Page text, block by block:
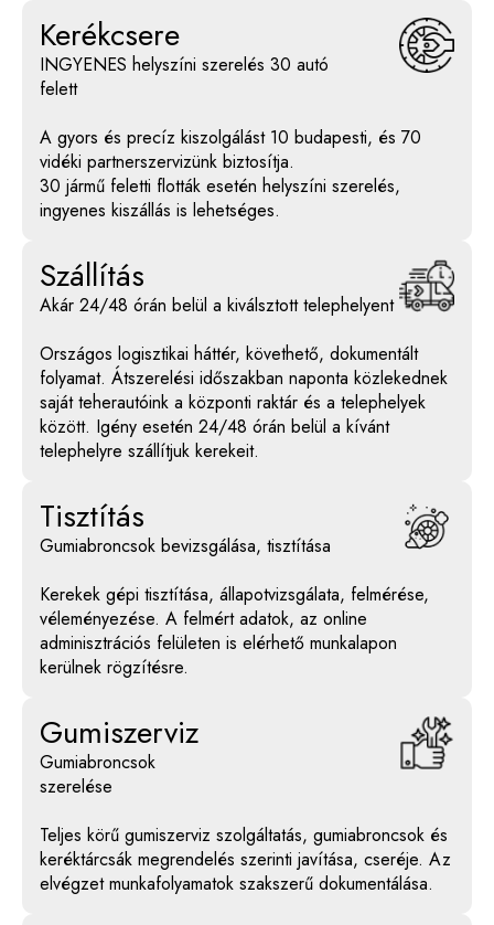
Kerékcsere
INGYENES helyszíni szerelés 30 autó
felett
A gyors és precíz kiszolgálást 10 budapesti, és 70
vidéki partnerszervizünk biztosítja.
30 jármű feletti flották esetén helyszíni szerelés,
ingyenes kiszállás is lehetséges.
Szállítás
Akár 24/48 órán belül a kiválsztott telephelyent
Országos logisztikai háttér, követhető, dokumentált
folyamat. Átszerelési időszakban naponta közlekednek
saját teherautóink a központi raktár és a telephelyek
között. Igény esetén 24/48 órán belül a kívánt
telephelyre szállítjuk kerekeit.
Tisztítás
Gumiabroncsok bevizsgálása, tisztítása
Kerekek gépi tisztítása, állapotvizsgálata, felmérése,
véleményezése. A felmért adatok, az online
adminisztrációs felületen is elérhető munkalapon
kerülnek rögzítésre.
Gumiszerviz
Gumiabroncsok
szerelése
Teljes körű gumiszerviz szolgáltatás, gumiabroncsok és
keréktárcsák megrendelés szerinti javítása, cseréje. Az
elvégzet munkafolyamatok szakszerű dokumentálása.